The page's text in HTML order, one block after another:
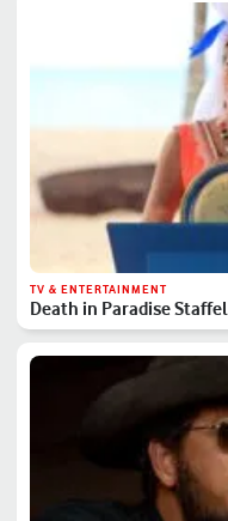
TV & ENTERTAINMENT
Death in Paradise